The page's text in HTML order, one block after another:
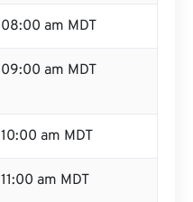
08:00 am MDT
09:00 am MDT
10:00 am MDT
11:00 am MDT